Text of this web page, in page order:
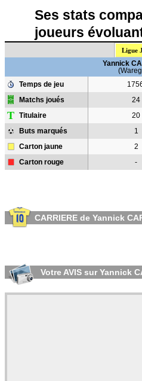
Ses stats
joueurs
Ligue
Yannick
Temps de jeu
Matchs joués 24
T Titulaire 20
Buts marqués 1
Carton jaune 2
Carton rouge -
CARRIERE de Yannick
Votre AVIS sur Yannick